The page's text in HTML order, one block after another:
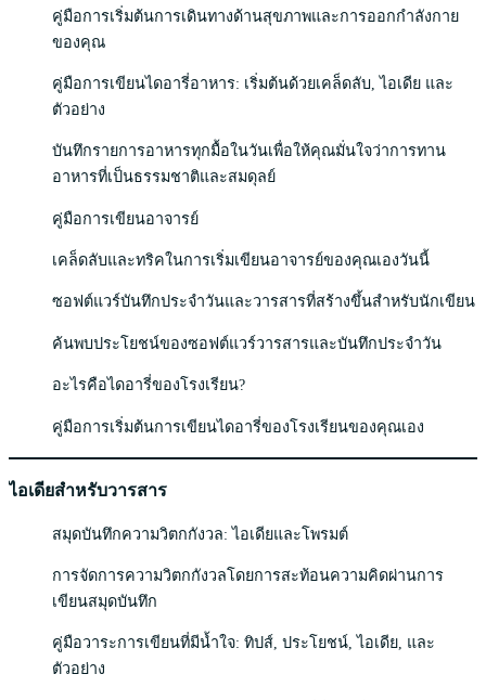
คู่มือการเริ่มต้นการเดินทางด้านสุขภาพและการออกกำลังกาย
ของคุณ
คู่มือการเขียนไดอารี่อาหาร: เริ่มต้นด้วยเคล็ดลับ, ไอเดีย และ
ตัวอย่าง
บันทึกรายการอาหารทุกมื้อในวันเพื่อให้คุณมั่นใจว่าการทาน
อาหารที่เป็นธรรมชาติและสมดุลย์
คู่มือการเขียนอาจารย์
เคล็ดลับและทริคในการเริ่มเขียนอาจารย์ของคุณเองวันนี้
ซอฟต์แวร์บันทึกประจำวันและวารสารที่สร้างขึ้นสำหรับนักเขียน
ค้นพบประโยชน์ของซอฟต์แวร์วารสารและบันทึกประจำวัน
อะไรคือไดอารี่ของโรงเรียน?
คู่มือการเริ่มต้นการเขียนไดอารี่ของโรงเรียนของคุณเอง
ไอเดียสำหรับวารสาร
สมุดบันทึกความวิตกกังวล: ไอเดียและโพรมต์
การจัดการความวิตกกังวลโดยการสะท้อนความคิดผ่านการ
เขียนสมุดบันทึก
คู่มือวาระการเขียนที่มีน้ำใจ: ทิปส์, ประโยชน์, ไอเดีย, และ
ตัวอย่าง